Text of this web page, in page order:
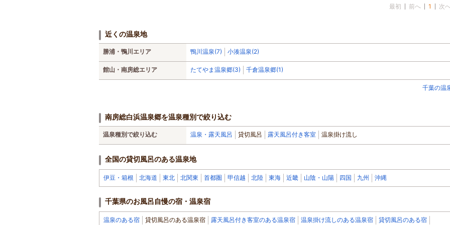
最初 前へ 1 次
近くの温泉地
勝浦・鴨川エリア 鴨川温泉(7) 小湊温泉(2)
館山・南房総エリア たてやま温泉郷(3) 千倉温泉郷(1)
千葉の温
南房総白浜温泉郷を温泉種別で絞り込む
温泉種別で絞り込む 温泉・露天風呂 貸切風呂 露天風呂付き客室 温泉掛け流し
全国の貸切風呂のある温泉地
伊豆・箱根 北海道 東北 北関東 首都圏 甲信越 北陸 東海 近畿 山陰・山陽 四国 九州 沖縄
千葉県のお風呂自慢の宿・温泉宿
温泉のある宿 貸切風呂のある温泉宿 露天風呂付き客室のある温泉宿 温泉掛け流しのある温泉宿 貸切風呂のある宿